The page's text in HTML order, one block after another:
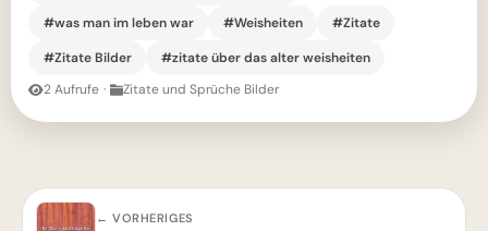
#was man im leben war
#Weisheiten
#Zitate
#Zitate Bilder
#zitate über das alter weisheiten
2 Aufrufe · Zitate und Sprüche Bilder
← VORHERIGES